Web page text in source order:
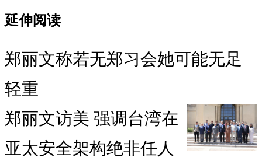
延伸阅读
郑丽文称若无郑习会她可能无足
轻重
郑丽文访美 强调台湾在
亚太安全架构绝非任人